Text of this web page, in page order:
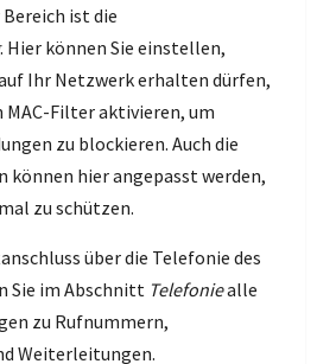
ist die
. Hier können Sie einstellen,
Ihr Netzwerk erhalten dürfen,
Filter aktivieren, um
zu blockieren. Auch die
hier angepasst werden,
zu schützen.
über die Telefonie des
Sie im Abschnitt Telefoniealle
zu Rufnummern,
Weiterleitungen.